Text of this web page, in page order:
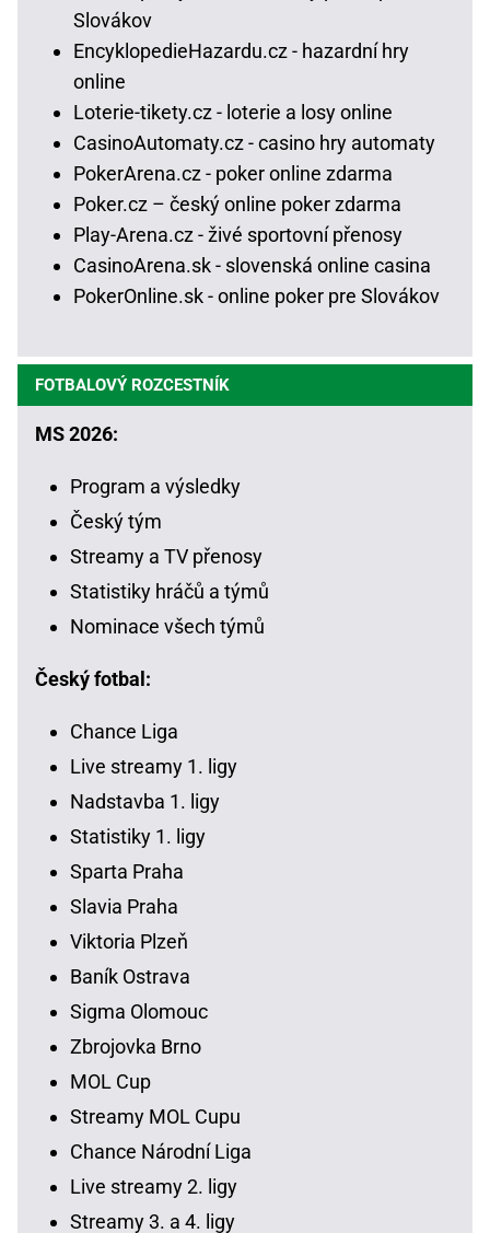
Slovákov
EncyklopedieHazardu.cz - hazardní hry
online
Loterie-tikety.cz - loterie a losy online
CasinoAutomaty.cz - casino hry automaty
PokerArena.cz - poker online zdarma
Poker.cz – český online poker zdarma
Play-Arena.cz - živé sportovní přenosy
CasinoArena.sk - slovenská online casina
PokerOnline.sk - online poker pre Slovákov
FOTBALOVÝ ROZCESTNÍK
MS 2026:
Program a výsledky
Český tým
Streamy a TV přenosy
Statistiky hráčů a týmů
Nominace všech týmů
Český fotbal:
Chance Liga
Live streamy 1. ligy
Nadstavba 1. ligy
Statistiky 1. ligy
Sparta Praha
Slavia Praha
Viktoria Plzeň
Baník Ostrava
Sigma Olomouc
Zbrojovka Brno
MOL Cup
Streamy MOL Cupu
Chance Národní Liga
Live streamy 2. ligy
Streamy 3. a 4. ligy